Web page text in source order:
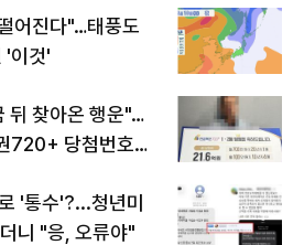
어진다"…태풍도
'이것'
뒤 찾아온 행운"…
720+ 당첨번호조
'통수'?...청년미
니 "응, 오류야"